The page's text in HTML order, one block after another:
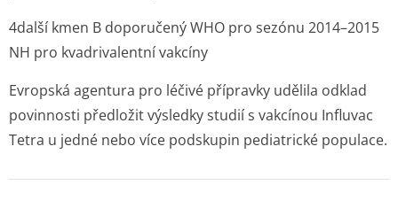
4další kmen B doporučený WHO pro sezónu 2014–2015
NH pro kvadrivalentní vakcíny
Evropská agentura pro léčivé přípravky udělila odklad
povinnosti předložit výsledky studií s vakcínou Influvac
Tetra u jedné nebo více podskupin pediatrické populace.